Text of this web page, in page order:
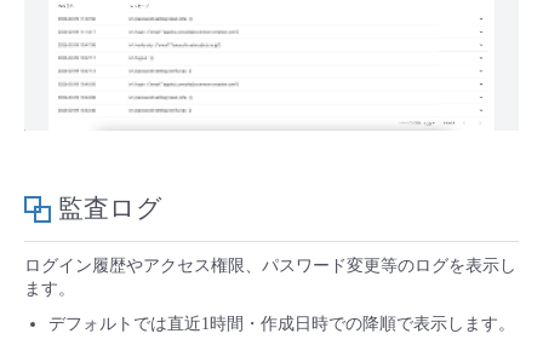
- Flexible InterConnect
監査ログ
ログイン履歴やアクセス権限、パスワード変更等のログを表示し
ます。
デフォルトでは直近1時間・作成日時での降順で表示します。